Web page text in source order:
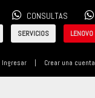
CONSULTAS
SERVICIOS LENOVO
Ingresar | Crear una cuenta